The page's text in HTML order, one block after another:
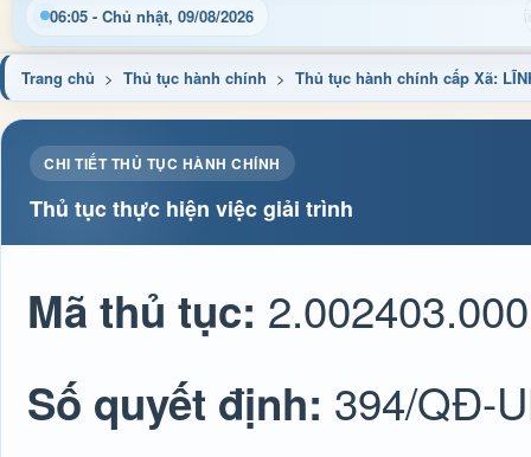
06:05 - Chủ nhật, 09/08/2026
mừng quý bạn đọc đến với Trang thông tin điện tử xã
Trang chủ > Thủ tục hành chính > Thủ tục hành chính cấp Xã:
CHI TIẾT THỦ TỤC HÀNH CHÍNH
Thủ tục thực hiện việc giải trình
Mã thủ tục:
Số quyết định: 394/QĐ-